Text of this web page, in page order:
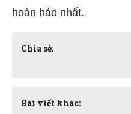
hoàn hảo nhất.
Chia sẻ:
Bài viết khác: